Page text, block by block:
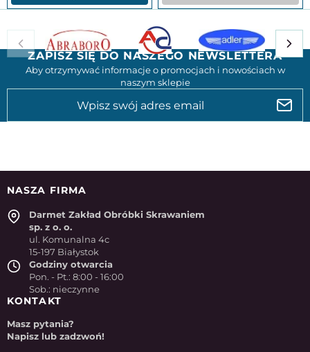
ZAPISZ SIĘ DO NASZEGO NEWSLETTERA
Aby otrzymywać informacje o promocjach i nowościach w
naszym sklepie
NASZA FIRMA
Darmet Zakład Obróbki Skrawaniem
sp. z o. o.
ul. Komunalna 4c
15-197 Białystok
Godziny otwarcia
Pon. - Pt.: 8:00 - 16:00
Sob.: nieczynne
KONTAKT
Masz pytania?
Napisz lub zadzwoń!